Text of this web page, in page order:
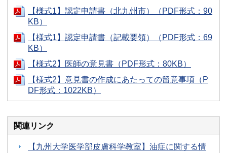
【様式1】認定申請書（北九州市）（PDF形式：90
KB）
【様式1】認定申請書（記載要領）（PDF形式：69
KB）
【様式2】医師の意見書（PDF形式：80KB）
【様式2】意見書の作成にあたっての留意事項（P
DF形式：1022KB）
関連リンク
【九州大学医学部皮膚科学教室】油症に関する情